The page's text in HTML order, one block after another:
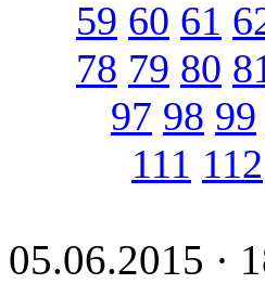
59 60 61
78 79 80
97 98 99
111 112
05.06.2015 ·